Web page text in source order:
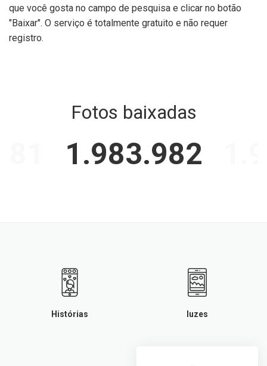
que você gosta no campo de pesquisa e clicar no botão
"Baixar". O serviço é totalmente gratuito e não requer
registro.
Fotos baixadas
1.983.982
Histórias luzes